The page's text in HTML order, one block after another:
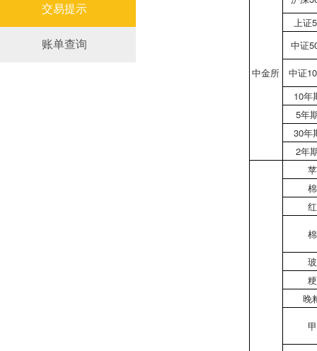
交易提示
账单查询
中金所
上证
中证
中证
10年
5年
30年
2年
晚